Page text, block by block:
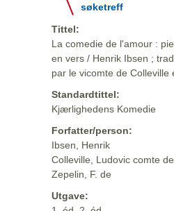
søketreff
Tittel:
La comedie de l'amour :
en vers / Henrik Ibsen ;
par le vicomte de Colleville
Standardtittel:
Kjærlighedens Komedie
Forfatter/person:
Ibsen, Henrik
Colleville, Ludovic comte de
Zepelin, F. de
Utgave: